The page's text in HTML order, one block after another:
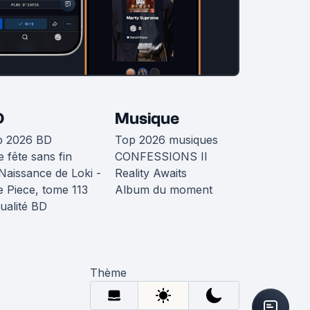
2026 BD
fête sans fin
de Loki -
Piece, tome 113
BD
Musique
Top 2026 musiques
CONFESSIONS II
Reality Awaits
Album du moment
Thème